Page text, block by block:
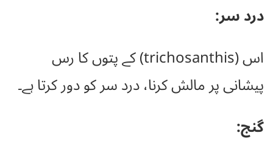
درد سر:
اس (trichosanthis) کے پتوں کا رس
پیشانی پر مالش کرنا، درد سر کو دور کرتا ہے۔
گنج: